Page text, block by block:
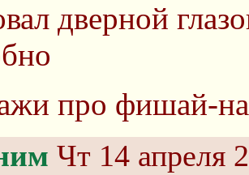
дверной
про фишай-
Чт 14 апреля